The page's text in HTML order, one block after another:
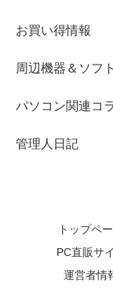
お買い得情報
周辺機器＆ソフト
パソコン関連コ
管理人日記
トップペ
PC直販サ
運営者情